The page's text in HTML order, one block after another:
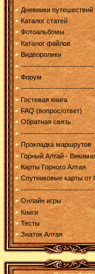
Дневники путешествий
Каталог статей
Фотоальбомы
Каталог файлов
Видеоролики
------------------------------
Форум
------------------------------
Гостевая книга
FAQ (вопрос/ответ)
Обратная связь
------------------------------
Прокладка маршрутов
Горный Алтай -
Карты Горного Алтая
Спутниковые карты от
------------------------------
Онлайн игры
Книги
Тесты
Знаток Алтая